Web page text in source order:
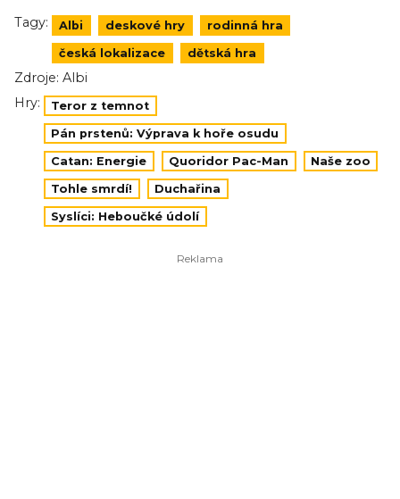
Tagy: Albi deskové hry rodinná hra
česká lokalizace dětská hra
Zdroje: Albi
Hry:
Teror z temnot
Pán prstenů: Výprava k hoře osudu
Catan: Energie Quoridor Pac-Man Naše zoo
Tohle smrdí! Duchařina
Syslíci: Heboučké údolí